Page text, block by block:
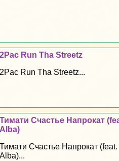
2Pac Run Tha Streetz
2Pac Run Tha Streetz...
Тимати Счастье Напрокат
Alba)
Тимати Счастье Напрокат
Alba)...